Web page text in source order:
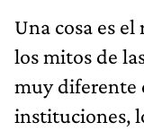
Una cosa es
los mitos de
muy diferente
instituciones,